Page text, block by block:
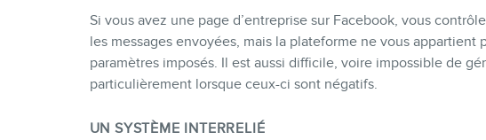
Si vous avez une page d’entreprise sur Facebook, vous
les messages envoyées, mais la plateforme ne vous appartient
paramètres imposés. Il est aussi difficile, voire impossible de
particulièrement lorsque ceux-ci sont négatifs.
UN SYSTÈME INTERRELIÉ